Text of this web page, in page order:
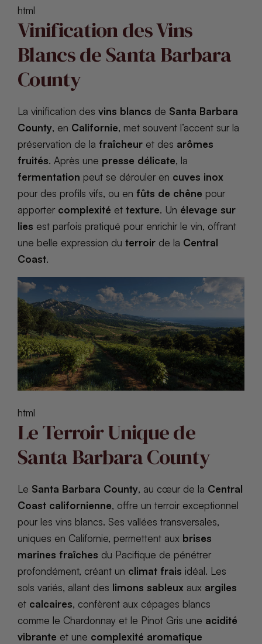
html
Vinification des Vins
Blancs de Santa Barbara
County
La vinification des vins blancs de Santa Barbara
County, en Californie, met souvent l’accent sur la
préservation de la fraîcheur et des arômes
fruités. Après une presse délicate, la
fermentation peut se dérouler en cuves inox
pour des profils vifs, ou en fûts de chêne pour
apporter complexité et texture. Un élevage sur
lies est parfois pratiqué pour enrichir le vin, offrant
une belle expression du terroir de la Central
Coast.
html
Le Terroir Unique de
Santa Barbara County
Le Santa Barbara County, au cœur de la Central
Coast californienne, offre un terroir exceptionnel
pour les vins blancs. Ses vallées transversales,
uniques en Californie, permettent aux brises
marines fraîches du Pacifique de pénétrer
profondément, créant un climat frais idéal. Les
sols variés, allant des limons sableux aux argiles
et calcaires, confèrent aux cépages blancs
comme le Chardonnay et le Pinot Gris une acidité
vibrante et une complexité aromatique